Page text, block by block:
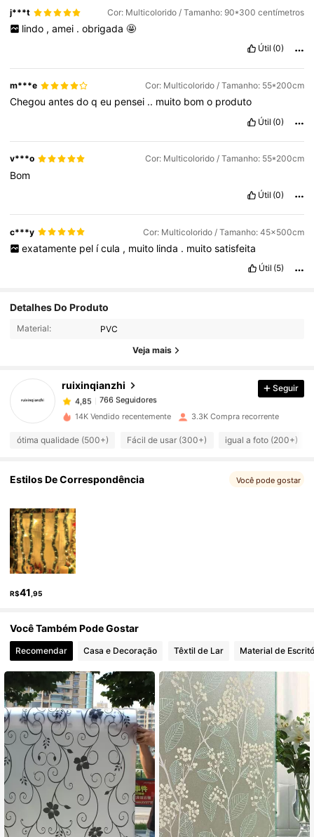
j***t Cor: Multicolorido / Tamanho: 90*300 centímetros
lindo , amei . obrigada 🤩
Útil (0)
m***e Cor: Multicolorido / Tamanho: 55*200cm
Chegouantesdoqeu pensei .. muito bomo produto
Útil (0)
v***o Cor: Multicolorido / Tamanho: 55*200cm
Bom
Útil (0)
c***y Cor: Multicolorido / Tamanho: 45x500cm
exatamente pel ícula , muito linda . muito satisfeita
Útil (5)
Detalhes Do Produto
Material: PVC
Veja mais
ruixinqianzhi
4,85 766 Seguidores
766 Seguidores
4,85
766 Seguidores
d***0
pago1 dia atrás
4,85 766 Seguidores
4,85
4,85
4,85 766 Seguidores
4,85 766 Seguidores
4,85 766 Seguidores
Seguir
14K Vendido recentemente 3.3K Compra recorrente
ótima qualidade (500+) Fácil de usar (300+) igual a foto (200+)
Estilos De Correspondência Você pode gostar
R$41 ,95
Você Também Pode Gostar
Recomendar Casa e Decoração Têxtil de Lar Material de